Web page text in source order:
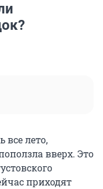
все лето,
вверх. Это
приходят